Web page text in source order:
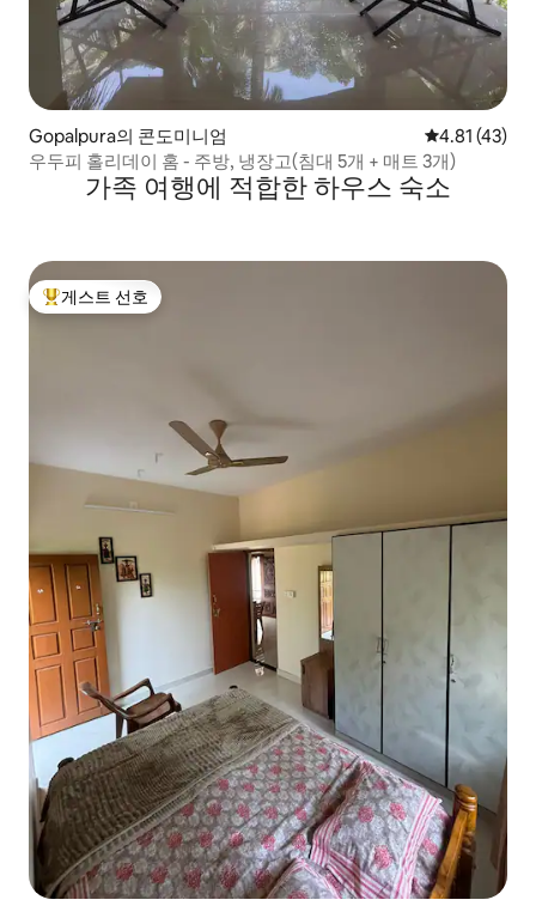
Gopalpura의 콘도미니엄 평점 4.81점
4.81 (43)
우두피 홀리데이 홈 - 주방, 냉장고(침대 5개 + 매트 3개)
가족 여행에 적합한 하우스 숙소
상위 게스트 선호
게스트 선호